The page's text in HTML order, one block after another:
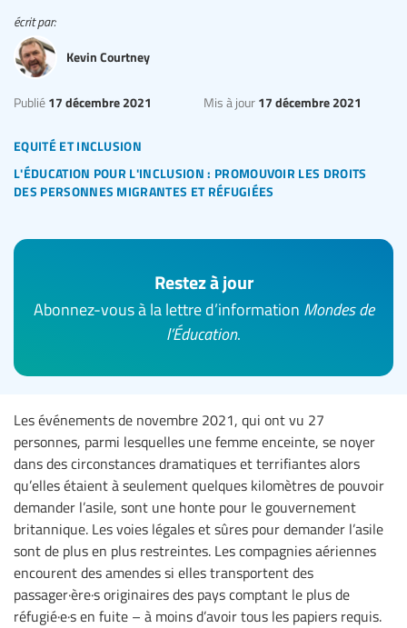
equité et inclusion
l'éducation pour l'inclusion : promouvoir les droits
des personnes migrantes et réfugiées
Publié 17 décembre 2021 Mis à jour 17 décembre 2021
écrit par:
Kevin Courtney
Restez à jour
Abonnez-vous à la lettre d’information Mondes de
l’Éducation.
Les événements de novembre 2021, qui ont vu 27
personnes, parmi lesquelles une femme enceinte, se noyer
dans des circonstances dramatiques et terrifiantes alors
qu’elles étaient à seulement quelques kilomètres de pouvoir
demander l’asile, sont une honte pour le gouvernement
britannique. Les voies légales et sûres pour demander l’asile
sont de plus en plus restreintes. Les compagnies aériennes
encourent des amendes si elles transportent des
passager·ère·s originaires des pays comptant le plus de
réfugié·e·s en fuite – à moins d’avoir tous les papiers requis.